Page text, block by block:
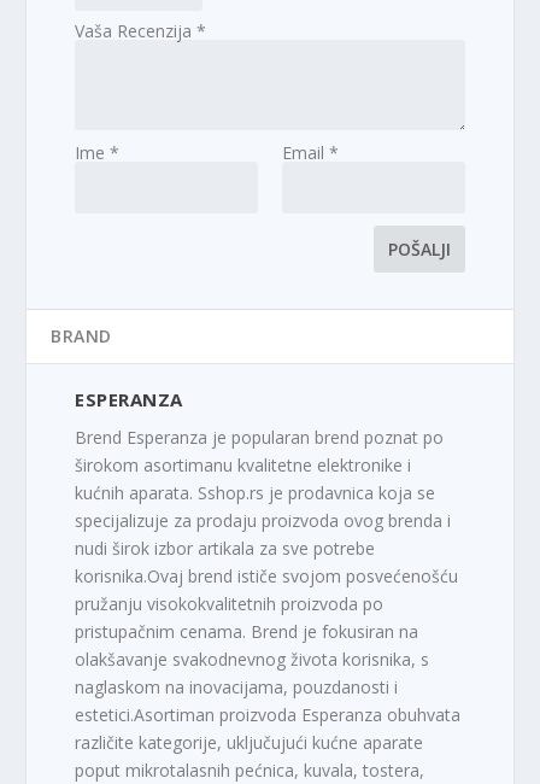
Vaša Recenzija*
Ime* Email *
BRAND
ESPERANZA
Brend Esperanza je popularan brend poznat po
širokom asortimanu kvalitetne elektronike i
kućnih aparata. Sshop.rs je prodavnica koja se
specijalizuje za prodaju proizvoda ovog brenda i
nudi širok izbor artikala za sve potrebe
korisnika.Ovaj brend ističe svojom posvećenošću
pružanju visokokvalitetnih proizvoda po
pristupačnim cenama. Brend je fokusiran na
olakšavanje svakodnevnog života korisnika, s
naglaskom na inovacijama, pouzdanosti i
estetici.Asortiman proizvoda Esperanza obuhvata
različite kategorije, uključujući kućne aparate
poput mikrotalasnih pećnica, kuvala, tostera,